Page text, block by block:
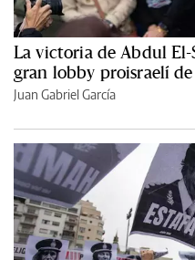
La victoria de Abdul El-
gran lobby proisraelí
Juan Gabriel García